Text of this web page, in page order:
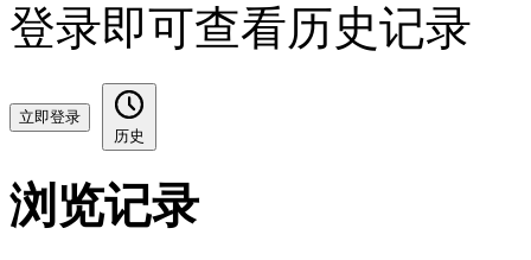
登录即可查看历史记录
立即登录
历史
浏览记录